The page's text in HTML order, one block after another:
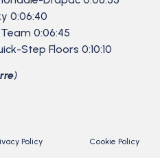
0:06:40
0:06:45
Step Floors 0:10:10
)
Policy Cookie Policy